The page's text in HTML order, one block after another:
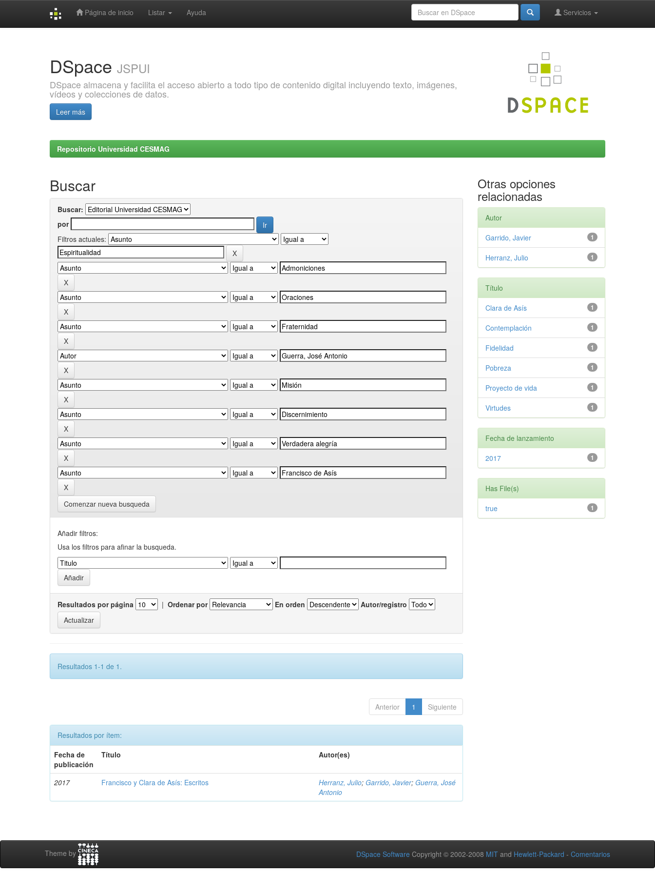
Página de inicio Listar Ayuda Servicios
DSpace JSPUI
DSpace almacena y facilita el acceso abierto a todo tipo de contenido digital incluyendo texto, imágenes,
vídeos y colecciones de datos.
Leer más
Repositorio Universidad CESMAG
Buscar
Buscar:
por
Filtros actuales:
Comenzar nueva busqueda
Añadir filtros:
Usa los filtros para afinar la busqueda.
Resultados por página | Ordenar por En orden Autor/registro
Resultados 1-1 de 1.
Anterior 1 Siguiente
Resultados por ítem:
Fecha de
publicación
Título Autor(es)
2017 Francisco y Clara de Asís: Escritos Herranz, Julio; Garrido, Javier; Guerra, José
Antonio
Otras opciones
relacionadas
Autor
1
Garrido, Javier
1
Herranz, Julio
Título
1
Clara de Asís
1
Contemplación
1
Fidelidad
1
Pobreza
1
Proyecto de vida
1
Virtudes
Fecha de lanzamiento
1
2017
Has File(s)
1
true
Theme by DSpace Software Copyright © 2002-2008 MIT and Hewlett-Packard - Comentarios